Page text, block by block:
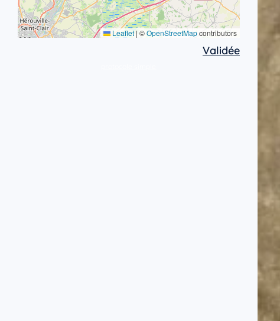
Leaflet| ©OpenStreetMapcontributors
Validée